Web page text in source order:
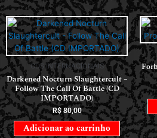
CDS INTERNACIONAIS
Darkened Nocturn Slaughtercult –
Follow The Call Of Battle (CD
IMPORTADO)
R$80,00
Adicionar ao carrinho